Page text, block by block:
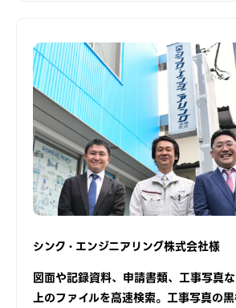
シンク・エンジニアリング株式会社様
図面や記録資料、申請書類、工事写真
上のファイルを高速検索。工事写真の